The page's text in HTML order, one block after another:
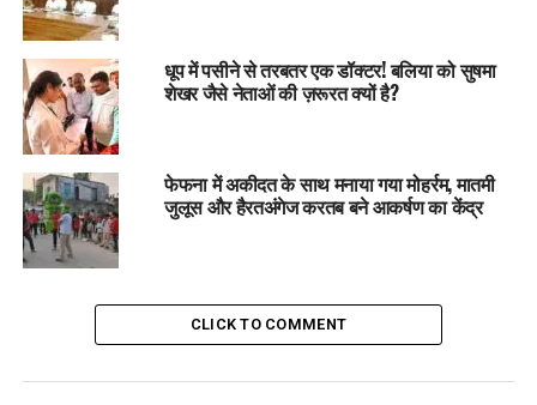
धूप में पसीने से तरबतर एक डॉक्टर! बलिया को सुषमा
शेखर जैसे नेताओं की ज़रूरत क्यों है?
फेफना में अकीदत के साथ मनाया गया मोहर्रम, मातमी
जुलूस और हैरतअंगेज करतब बने आकर्षण का केंद्र
CLICK TO COMMENT